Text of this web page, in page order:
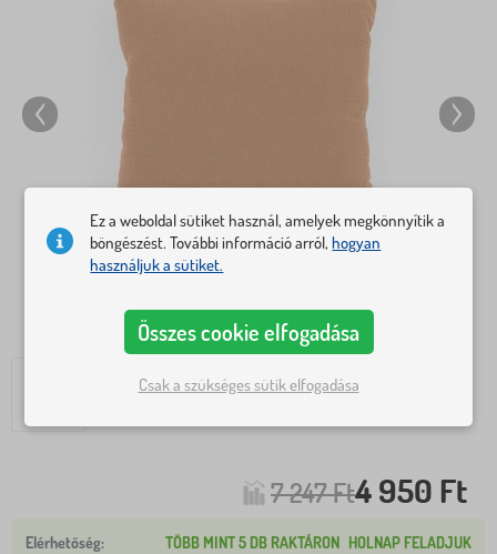
7 247 Ft4 950 Ft
TÖBB MINT 5 DB RAKTÁRON HOLNAP FELADJUK
Ez a weboldal sütiket használ, amelyek megkönnyítik a
böngészést. További információ arról,hogyan
használjuk a sütiket.
Összes cookie elfogadása
Csak a szükséges sütik elfogadása